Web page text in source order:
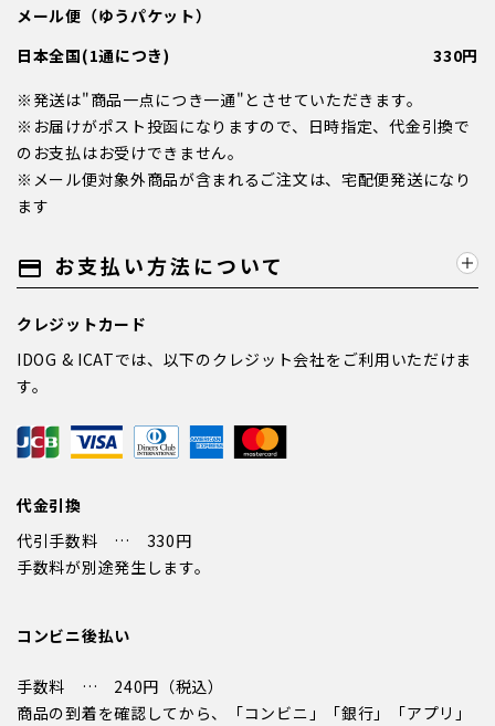
メール便（ゆうパケット）
日本全国(1通につき)
330円
※発送は"商品一点につき一通"とさせていただきます。
※お届けがポスト投函になりますので、日時指定、代金引換で
のお支払はお受けできません。
※メール便対象外商品が含まれるご注文は、宅配便発送になり
ます
payment お支払い方法について
クレジットカード
IDOG & ICATでは、以下のクレジット会社をご利用いただけま
す。
代金引換
代引手数料 … 330円
手数料が別途発生します。
コンビニ後払い
手数料 … 240円（税込）
商品の到着を確認してから、「コンビニ」「銀行」「アプリ」